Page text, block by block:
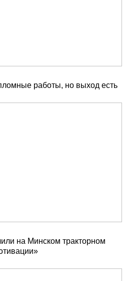
работы, но выход есть
на Минском тракторном